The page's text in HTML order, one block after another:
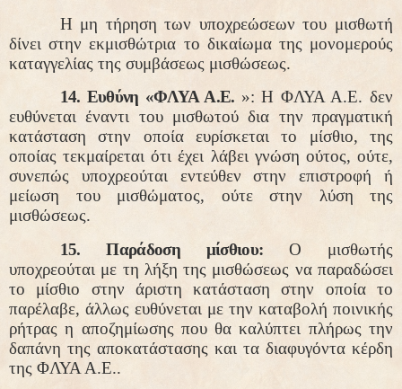
Η μη τήρηση των υποχρεώσεων του μισθωτή
δίνει στην εκμισθώτρια το δικαίωμα της μονομερούς
καταγγελίας της συμβάσεως μισθώσεως.
14. Ευθύνη «ΦΛΥΑ Α.Ε. »: Η ΦΛΥΑ Α.Ε. δεν
ευθύνεται έναντι του μισθωτού δια την πραγματική
κατάσταση στην οποία ευρίσκεται το μίσθιο, της
οποίας τεκμαίρεται ότι έχει λάβει γνώση ούτος, ούτε,
συνεπώς υποχρεούται εντεύθεν στην επιστροφή ή
μείωση του μισθώματος, ούτε στην λύση της
μισθώσεως.
15. Παράδοση μίσθιου: Ο μισθωτής
υποχρεούται με τη λήξη της μισθώσεως να παραδώσει
το μίσθιο στην άριστη κατάσταση στην οποία το
παρέλαβε, άλλως ευθύνεται με την καταβολή ποινικής
ρήτρας η αποζημίωσης που θα καλύπτει πλήρως την
δαπάνη της αποκατάστασης και τα διαφυγόντα κέρδη
της ΦΛΥΑ Α.Ε..